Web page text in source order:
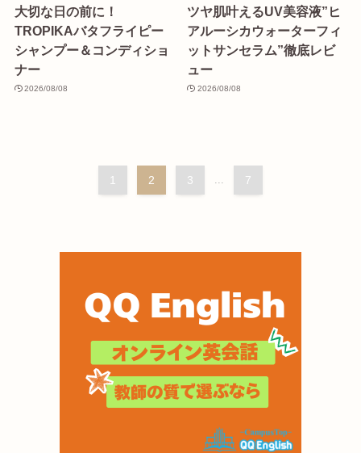
大切な日の前に！
TROPIKAバタフライピー
シャンプー＆コンディショ
ナー
2026/08/08
ツヤ肌叶えるUV美容液”ヒ
アルーシカウォーターフィ
ットサンセラム”徹底レビ
ュー
2026/08/08
1 2 3 ... 7